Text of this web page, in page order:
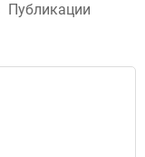
Публикации